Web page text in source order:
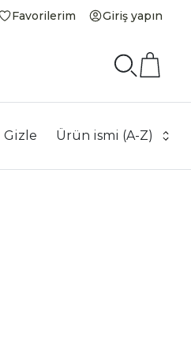
Favorilerim Giriş yapın
Gizle Ürün ismi (A-Z)